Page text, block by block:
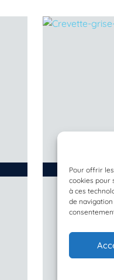
Pour offrir
cookies pour
à ces
de